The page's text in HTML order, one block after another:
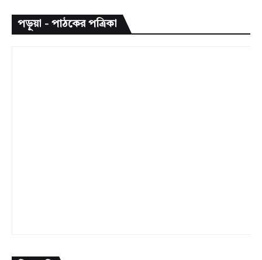
পড়ুয়া - পাঠকের পত্রিকা